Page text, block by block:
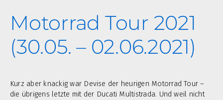
Motorrad Tour 2021
(30.05. – 02.06.2021)
Kurz aber knackig war Devise der heurigen Motorrad Tour –
die übrigens letzte mit der Ducati Multistrada. Und weil nicht